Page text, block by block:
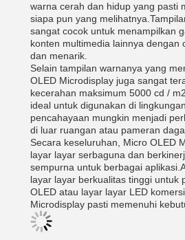
warna cerah dan hidup yang pasti
siapa pun yang
sangat cocok untuk menampilkan
konten multimedia lainnya dengan
dan menarik.
Selain tampilan warnanya yang
OLED Microdisplay juga sangat
kecerahan maksimum 5000 cd /
ideal untuk digunakan di
pencahayaan mungkin menjadi
di luar ruangan atau pameran
Secara keseluruhan, Micro OLED
layar layar serbaguna dan
sempurna untuk berbagai
layar layar berkualitas tinggi untuk
OLED atau layar layar LED
Microdisplay pasti memenuhi